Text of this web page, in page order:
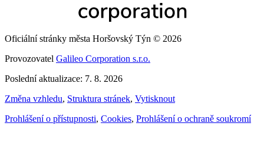
Oficiální stránky města Horšovský Týn © 2026
Provozovatel Galileo Corporation s.r.o.
Poslední aktualizace: 7. 8. 2026
Změna vzhledu, Struktura stránek, Vytisknout
Prohlášení o přístupnosti, Cookies, Prohlášení o ochraně soukromí